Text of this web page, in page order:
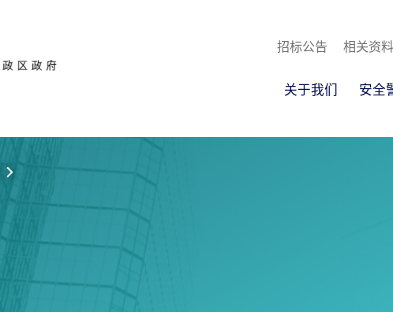
招标公告
相关资料
关于我们 安全